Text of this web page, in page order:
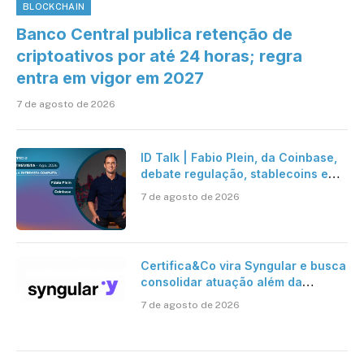
BLOCKCHAIN
Banco Central publica retenção de
criptoativos por até 24 horas; regra
entra em vigor em 2027
7 de agosto de 2026
ID Talk | Fabio Plein, da Coinbase,
debate regulação, stablecoins e
7 de agosto de 2026
Certifica&Co vira Syngular e busca
consolidar atuação além da
7 de agosto de 2026